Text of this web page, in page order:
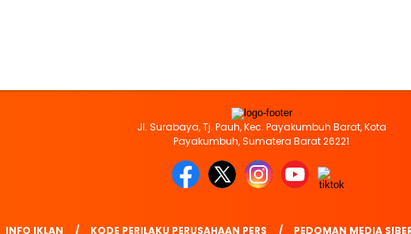
Jl. Surabaya, Tj. Pauh, Kec. Payakumbuh Barat, Kota
Payakumbuh, Sumatera Barat 26221
INFO IKLAN KODE PERILAKU PERUSAHAAN PERS PEDOMAN MEDIA